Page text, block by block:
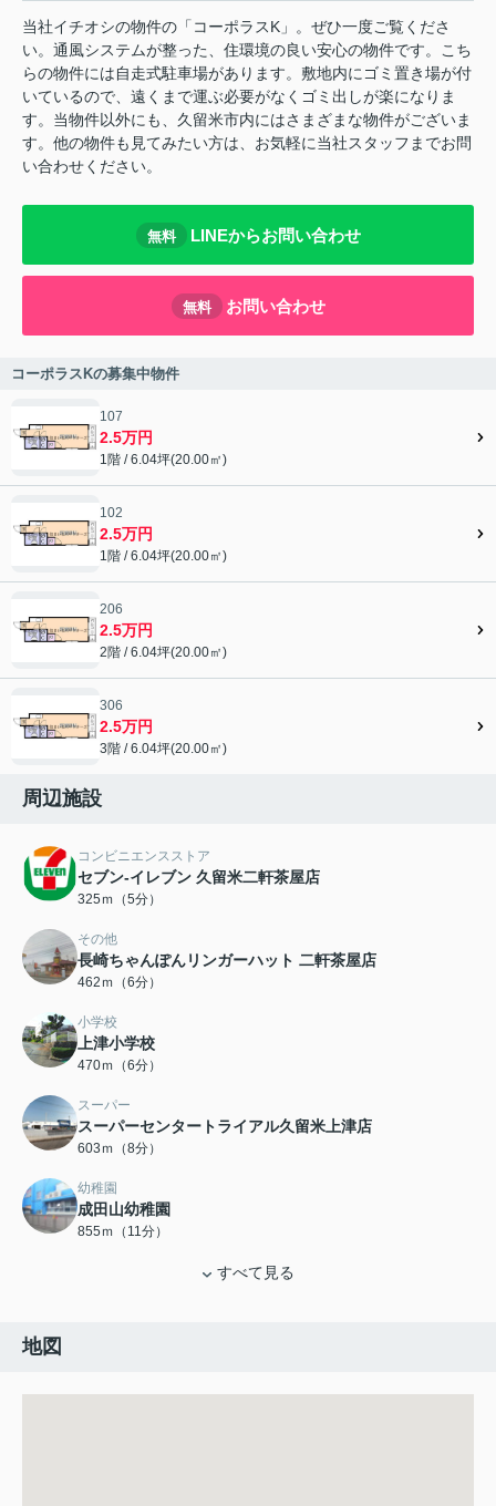
当社イチオシの物件の「コーポラスK」。ぜひ一度ご覧くださ
い。通風システムが整った、住環境の良い安心の物件です。こち
らの物件には自走式駐車場があります。敷地内にゴミ置き場が付
いているので、遠くまで運ぶ必要がなくゴミ出しが楽になりま
す。当物件以外にも、久留米市内にはさまざまな物件がございま
す。他の物件も見てみたい方は、お気軽に当社スタッフまでお問
い合わせください。
無料 LINEからお問い合わせ
無料 お問い合わせ
コーポラスKの募集中物件
107
2.5万円
1階 / 6.04坪(20.00㎡)
102
2.5万円
1階 / 6.04坪(20.00㎡)
206
2.5万円
2階 / 6.04坪(20.00㎡)
306
2.5万円
3階 / 6.04坪(20.00㎡)
周辺施設
コンビニエンスストア
セブン-イレブン 久留米二軒茶屋店
325ｍ（5分）
その他
長崎ちゃんぽんリンガーハット 二軒茶屋店
462ｍ（6分）
小学校
上津小学校
470ｍ（6分）
スーパー
スーパーセンタートライアル久留米上津店
603ｍ（8分）
幼稚園
成田山幼稚園
855ｍ（11分）
すべて見る
地図